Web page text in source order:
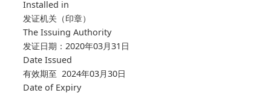
Installed in
发证机关（印章）
The Issuing Authority
发证日期：2020年03月31日
Date Issued
有效期至 2024年03月30日
Date of Expiry